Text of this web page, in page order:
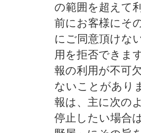
の範囲を超えて
前にお客様にそ
にご同意頂けな
用を拒否できま
報の利用が不可
ないことがあり
報は、主に次の
停止したい場合